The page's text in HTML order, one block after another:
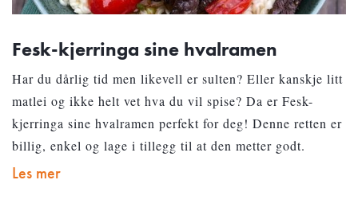
Fesk-kjerringa sine hvalramen
Har du dårlig tid men likevell er sulten? Eller kanskje litt
matlei og ikke helt vet hva du vil spise? Da er Fesk-
kjerringa sine hvalramen perfekt for deg! Denne retten er
billig, enkel og lage i tillegg til at den metter godt.
Les mer